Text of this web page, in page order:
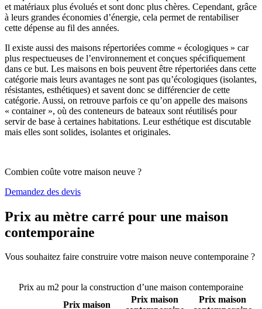
et matériaux plus évolués et sont donc plus chères. Cependant, grâce
à leurs grandes économies d’énergie, cela permet de rentabiliser
cette dépense au fil des années.
Il existe aussi des maisons répertoriées comme « écologiques » car
plus respectueuses de l’environnement et conçues spécifiquement
dans ce but. Les maisons en bois peuvent être répertoriées dans cette
catégorie mais leurs avantages ne sont pas qu’écologiques (isolantes,
résistantes, esthétiques) et savent donc se différencier de cette
catégorie. Aussi, on retrouve parfois ce qu’on appelle des maisons
« container », où des conteneurs de bateaux sont réutilisés pour
servir de base à certaines habitations. Leur esthétique est discutable
mais elles sont solides, isolantes et originales.
Combien coûte votre maison neuve ?
Demandez des devis
Prix au mètre carré pour une maison
contemporaine
Vous souhaitez faire construire votre maison neuve contemporaine ?
Prix au m2 pour la construction d’une maison contemporaine
Prix maison
Prix maison
Prix maison